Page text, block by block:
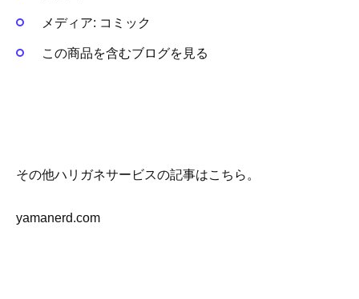
メディア: コミック
この商品を含むブログを見る
その他ハリガネサービスの記事はこちら。
yamanerd.com